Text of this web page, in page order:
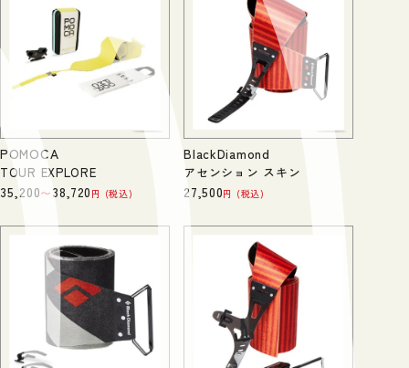
POMOCA
TOUR EXPLORE
35,200〜38,720 税込
BlackDiamond
アセンション スキン
27,500 税込